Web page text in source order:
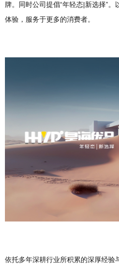
牌。同时公司提倡“年轻态|新选择”
体验，服务于更多的消费者。
依托多年深耕行业所积累的深厚经验